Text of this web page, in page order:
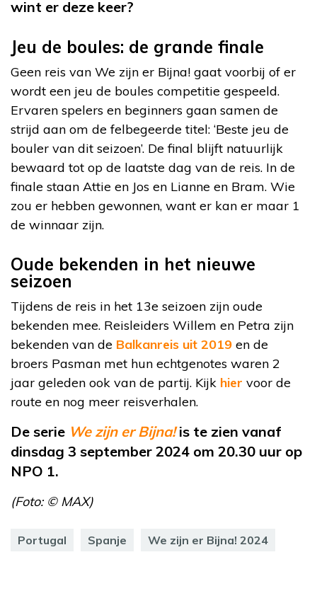
wint er deze keer?
Jeu de boules: de grande finale
Geen reis van We zijn er Bijna! gaat voorbij of er
wordt een jeu de boules competitie gespeeld.
Ervaren spelers en beginners gaan samen de
strijd aan om de felbegeerde titel: ‘Beste jeu de
bouler van dit seizoen’. De final blijft natuurlijk
bewaard tot op de laatste dag van de reis. In de
finale staan Attie en Jos en Lianne en Bram. Wie
zou er hebben gewonnen, want er kan er maar 1
de winnaar zijn.
Oude bekenden in het nieuwe
seizoen
Tijdens de reis in het 13e seizoen zijn oude
bekenden mee. Reisleiders Willem en Petra zijn
bekenden van de Balkanreis uit 2019 en de
broers Pasman met hun echtgenotes waren 2
jaar geleden ook van de partij. Kijk hier voor de
route en nog meer reisverhalen.
De serie We zijn er Bijna!is te zien vanaf
dinsdag 3 september 2024 om 20.30 uur op
NPO 1.
(Foto: © MAX)
Portugal Spanje We zijn er Bijna! 2024